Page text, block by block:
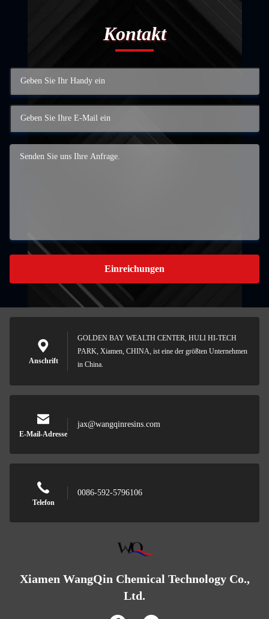
Kontakt
Einreichungen
Anschrift
GOLDEN BAY WEALTH CENTER, HULI HI-TECH
PARK, Xiamen, CHINA, ist eine der größten Unternehmen
in China.
E-Mail-Adresse
jax@wangqinresins.com
Telefon
0086-592-5796106
Xiamen WangQin Chemical Technology Co.,
Ltd.